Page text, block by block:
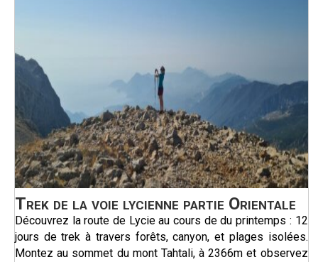
Trek de la voie lycienne partie Orientale
Découvrez la route de Lycie au cours de du printemps : 12
jours de trek à travers forêts, canyon, et plages isolées.
Montez au sommet du mont Tahtali, à 2366m et observez